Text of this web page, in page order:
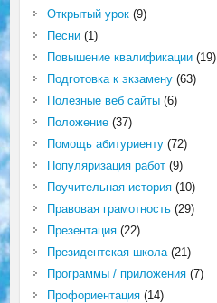
Открытый урок(9)
Песни(1)
Повышение квалификации(19)
Подготовка к экзамену(63)
Полезные веб сайты(6)
Положение(37)
Помощь абитуриенту(72)
Популяризация работ(9)
Поучительная история(10)
Правовая грамотность(29)
Презентация(22)
Президентская школа(21)
Программы / приложения(7)
Профориентация(14)